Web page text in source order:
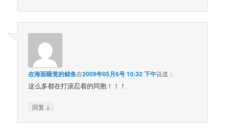
在海面睡觉的鲸鱼在2009年05月6号 10:32 下午说道：
这么多都在打滚忍着的同胞！！！
回复 ↓